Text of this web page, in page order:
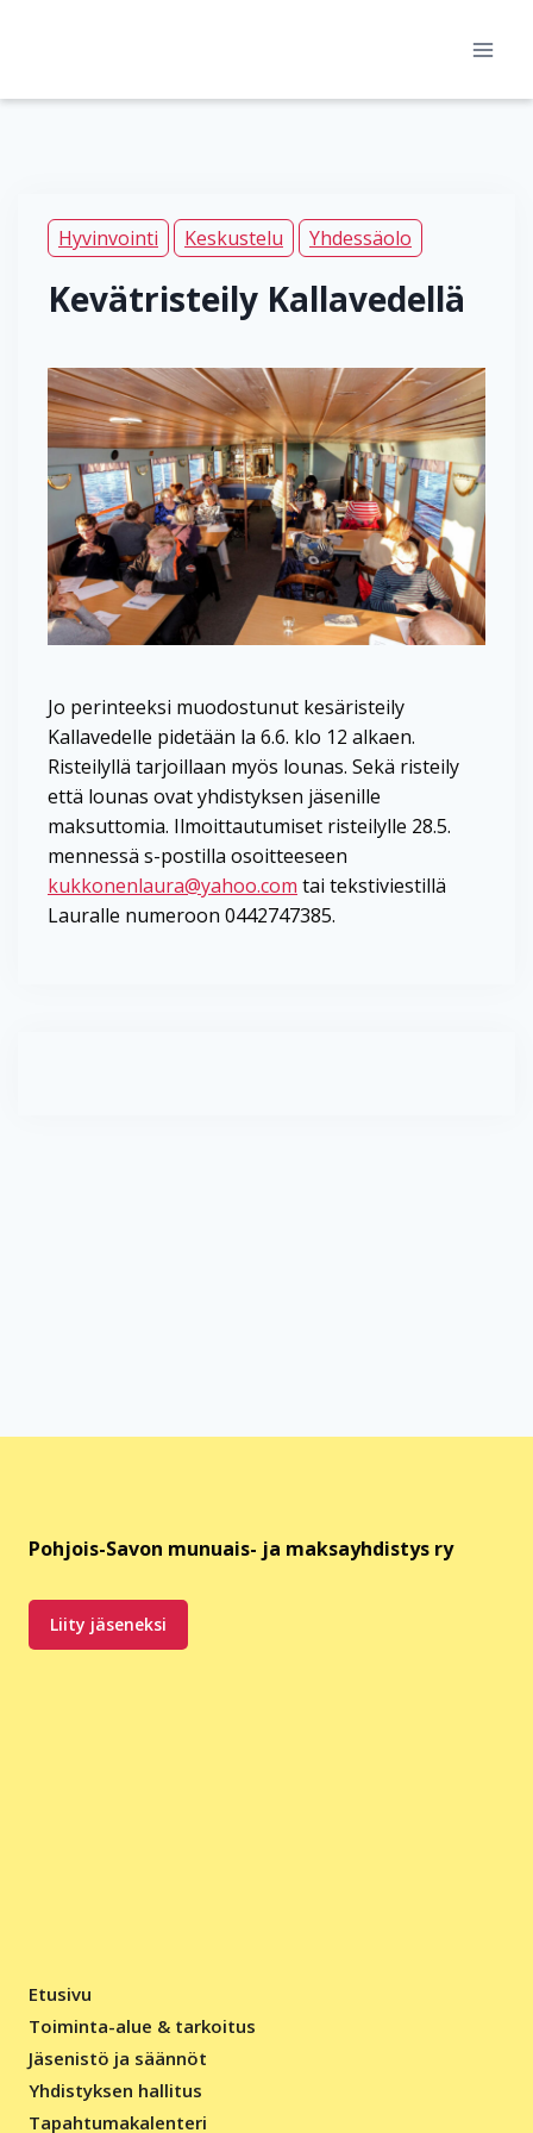
Hyvinvointi Keskustelu Yhdessäolo
Kevätristeily Kallavedellä
Jo perinteeksi muodostunut kesäristeily
Kallavedelle pidetään la 6.6. klo 12 alkaen.
Risteilyllä tarjoillaan myös lounas. Sekä risteily
että lounas ovat yhdistyksen jäsenille
maksuttomia. Ilmoittautumiset risteilylle 28.5.
mennessä s-postilla osoitteeseen
kukkonenlaura@yahoo.com tai tekstiviestillä
Lauralle numeroon 0442747385.
Pohjois-Savon munuais- ja maksayhdistys ry
Liity jäseneksi
Etusivu
Toiminta-alue & tarkoitus
Jäsenistö ja säännöt
Yhdistyksen hallitus
Tapahtumakalenteri